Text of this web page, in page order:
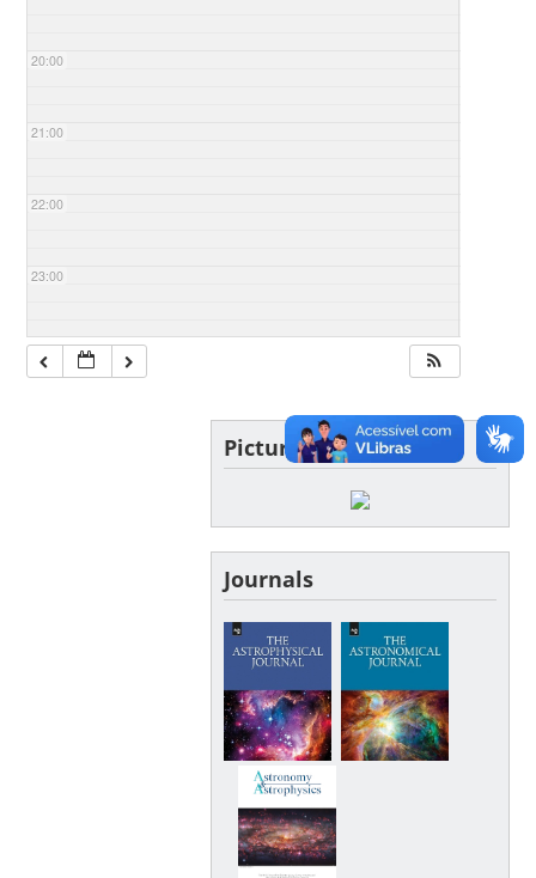
20:00
21:00
22:00
23:00
Picture of the day
Journals